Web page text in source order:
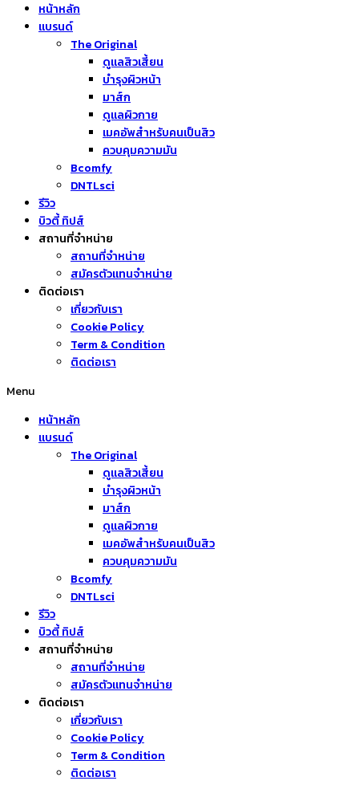
หน้าหลัก
แบรนด์
The Original
ดูแลสิวเสี้ยน
บำรุงผิวหน้า
มาส์ก
ดูแลผิวกาย
เมคอัพสำหรับคนเป็นสิว
ควบคุมความมัน
Bcomfy
DNTLsci
รีวิว
บิวตี้ ทิปส์
สถานที่จำหน่าย
สถานที่จำหน่าย
สมัครตัวแทนจำหน่าย
ติดต่อเรา
เกี่ยวกับเรา
Cookie Policy
Term & Condition
ติดต่อเรา
Menu
หน้าหลัก
แบรนด์
The Original
ดูแลสิวเสี้ยน
บำรุงผิวหน้า
มาส์ก
ดูแลผิวกาย
เมคอัพสำหรับคนเป็นสิว
ควบคุมความมัน
Bcomfy
DNTLsci
รีวิว
บิวตี้ ทิปส์
สถานที่จำหน่าย
สถานที่จำหน่าย
สมัครตัวแทนจำหน่าย
ติดต่อเรา
เกี่ยวกับเรา
Cookie Policy
Term & Condition
ติดต่อเรา